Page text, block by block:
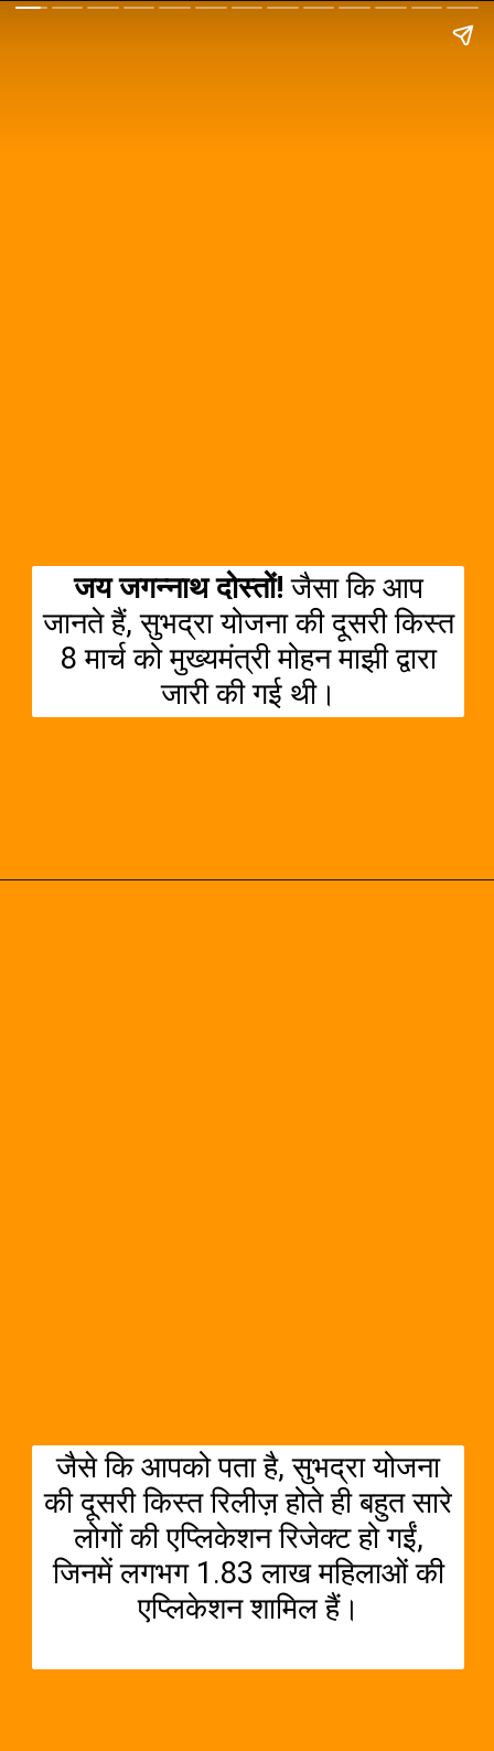
जय जगन्नाथ दोस्तों! जैसा कि आप
जानते हैं, सुभद्रा योजना की दूसरी किस्त
8 मार्च को मुख्यमंत्री मोहन माझी द्वारा
जारी की गई थी।
जैसे कि आपको पता है, सुभद्रा योजना
की दूसरी किस्त रिलीज़ होते ही बहुत सारे
लोगों की एप्लिकेशन रिजेक्ट हो गईं,
जिनमें लगभग 1.83 लाख महिलाओं की
एप्लिकेशन शामिल हैं।